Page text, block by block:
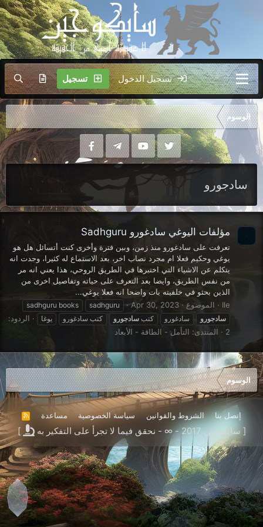
تسجيل الدخول تسجيل
الوسوم
سادجورو
مؤلفات اليوغي سادغورو Sadhguru
تعرفت على سادغورو منذ زمن، وبين فترة وأخرى كنت أتسائل هل هو
يوغي وحكيم فعلا ام مجرد نصاب اخر، بعد الاستماع له كثيرا، وجدت انه
يتكلم عن الاشياء التي اختبرها في الطريق الروحي، هذا يعني انه مر
من نفس الطريق، وايضا بعد التعرف على حياته وتفاصيل اخرى من
الذين بحثو في خلفيته بات واضحا انه فعلا يوغي...
Ile
الموضوع Apr 30, 2023
sadhguru
sadhguru books
سادجورو
سادغورو كتب سادجورو كتب سادغورو يوغا
الردود:
2
المنتدى: التأمل - الطاقة - الأبعاد
الوسوم
إتصل بنا الشروط والقوانين سياسة الخصوصية مساعدة
R
S
[ سايكوجين 2017 - ∞ - نحقق فيما لا تجرأ على التفكير به ]